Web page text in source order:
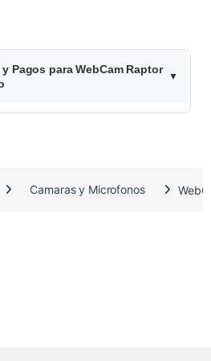
Pagos para WebCam Raptor
Camaras y Microfonos